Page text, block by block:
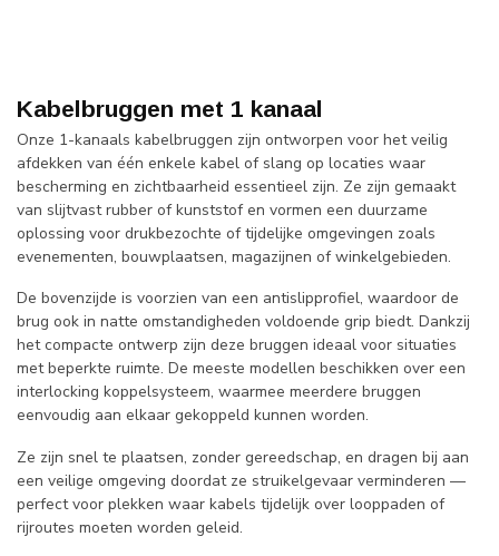
Kabelbruggen met 1 kanaal
Onze 1-kanaals kabelbruggen zijn ontworpen voor het veilig
afdekken van één enkele kabel of slang op locaties waar
bescherming en zichtbaarheid essentieel zijn. Ze zijn gemaakt
van slijtvast rubber of kunststof en vormen een duurzame
oplossing voor drukbezochte of tijdelijke omgevingen zoals
evenementen, bouwplaatsen, magazijnen of winkelgebieden.
De bovenzijde is voorzien van een antislipprofiel, waardoor de
brug ook in natte omstandigheden voldoende grip biedt. Dankzij
het compacte ontwerp zijn deze bruggen ideaal voor situaties
met beperkte ruimte. De meeste modellen beschikken over een
interlocking koppelsysteem, waarmee meerdere bruggen
eenvoudig aan elkaar gekoppeld kunnen worden.
Ze zijn snel te plaatsen, zonder gereedschap, en dragen bij aan
een veilige omgeving doordat ze struikelgevaar verminderen —
perfect voor plekken waar kabels tijdelijk over looppaden of
rijroutes moeten worden geleid.